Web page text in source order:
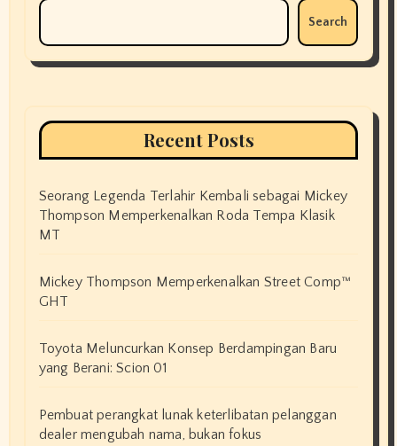
Search
Recent Posts
Seorang Legenda Terlahir Kembali sebagai Mickey
Thompson Memperkenalkan Roda Tempa Klasik
MT
Mickey Thompson Memperkenalkan Street Comp™
GHT
Toyota Meluncurkan Konsep Berdampingan Baru
yang Berani: Scion 01
Pembuat perangkat lunak keterlibatan pelanggan
dealer mengubah nama, bukan fokus